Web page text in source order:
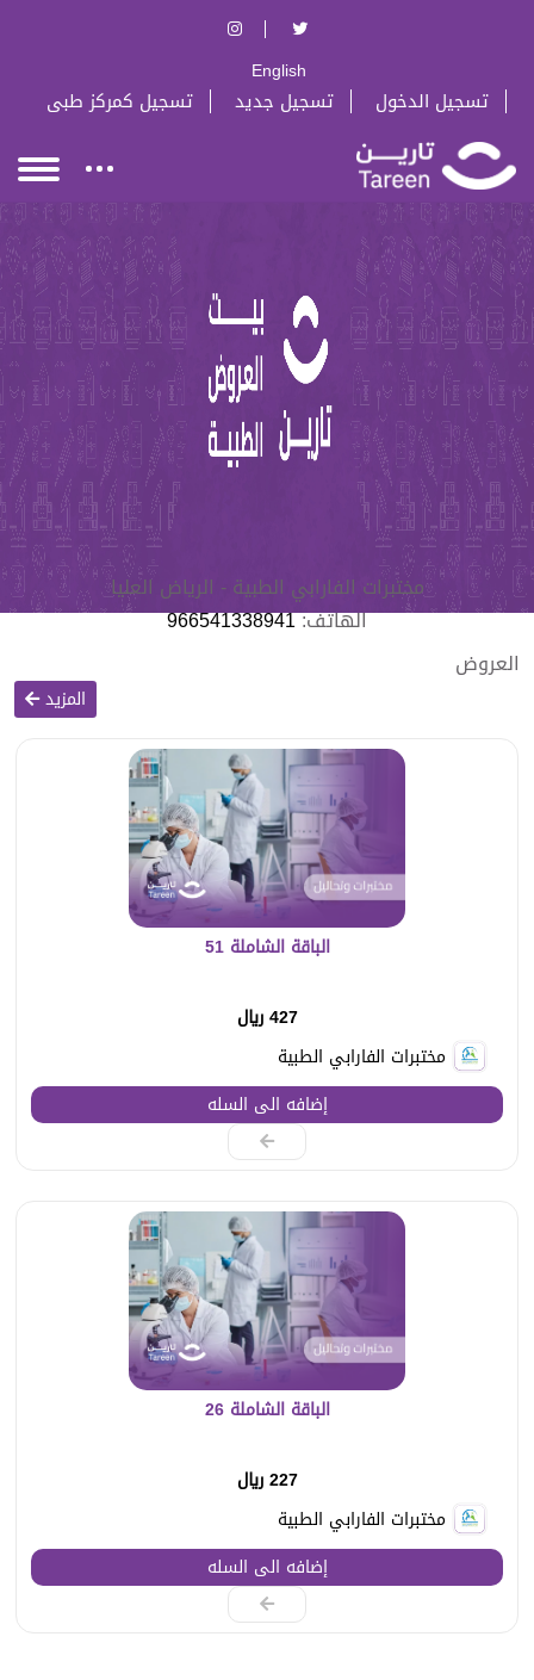
English
تسجيل الدخول تسجيل جديد تسجيل كمركز طبى
مختبرات الفارابي الطبية - الرياض العليا
الهاتف:966541338941
العروض
المزيد
الباقة الشاملة 51
427 ريال
مختبرات الفارابي الطبية
إضافه الى السله
الباقة الشاملة 26
227 ريال
مختبرات الفارابي الطبية
إضافه الى السله